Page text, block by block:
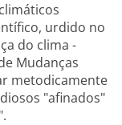
urdido no
do clima -
Mudanças
metodicamente
"afinados"